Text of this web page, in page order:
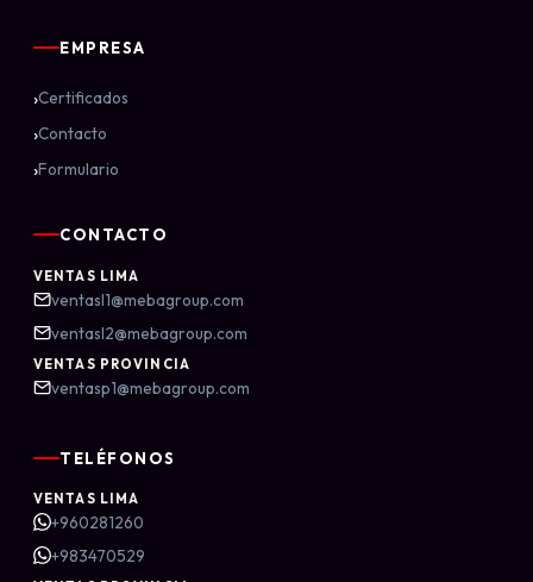
EMPRESA
›Certificados
›Contacto
›Formulario
CONTACTO
VENTAS LIMA
ventasl1@mebagroup.com
ventasl2@mebagroup.com
VENTAS PROVINCIA
ventasp1@mebagroup.com
TELÉFONOS
VENTAS LIMA
+960281260
+983470529